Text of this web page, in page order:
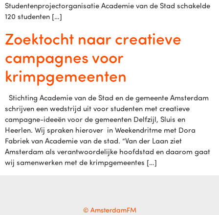
Studentenprojectorganisatie Academie van de Stad schakelde
120 studenten […]
Zoektocht naar creatieve
campagnes voor
krimpgemeenten
Stichting Academie van de Stad en de gemeente Amsterdam
schrijven een wedstrijd uit voor studenten met creatieve
campagne-ideeën voor de gemeenten Delfzijl, Sluis en
Heerlen. Wij spraken hierover in Weekendritme met Dora
Fabriek van Academie van de stad. “Van der Laan ziet
Amsterdam als verantwoordelijke hoofdstad en daarom gaat
wij samenwerken met de krimpgemeentes […]
© AmsterdamFM